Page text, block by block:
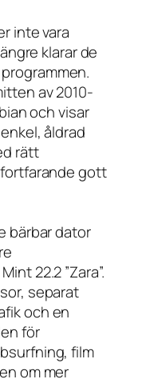
inte vara
klarar de
av 2010-
och visar
åldrad
rätt
gott
bärbar dator
22.2 ”Zara”.
separat
och en
för
film
om mer